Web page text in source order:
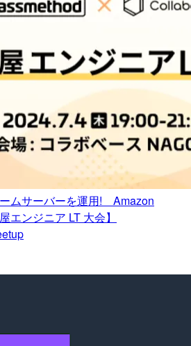
ームサーバーを運用! Amazon
エンジニア LT 大会】